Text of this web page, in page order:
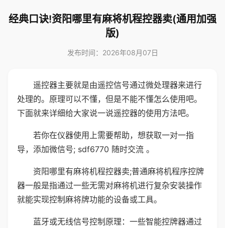
经典口诀!资阳哪里有麻将机程控器卖(通用加强
版)
发布时间：2026年08月07日
遥控器主要就是由遥控信号通过微处理器来进行
处理的。原理可以不懂，但是不能不懂怎么使用吧。
下面就来详细给大家说一说遥控器的使用方法吧。
若你在仪器使用上需要帮助，想获取一对一指
导，添加微信号; sdf6770 随时交流 。
资阳哪里有麻将机程控器卖;普通麻将机程序控牌
器一般是指通过一些无需对麻将机进行复杂安装操作
就能实现控制麻将牌功能的设备或工具。
蓝牙或无线信号控制原理：一些智能控牌器通过